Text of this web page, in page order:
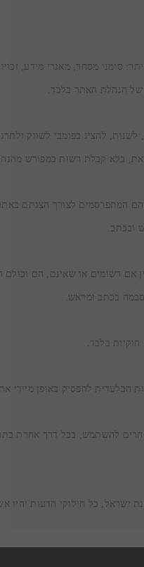
הנהלת האתר בלבד.
בזאת, בלא קבלת רשות במפורש
ובכתב.
בכתב ומראש.
בלבד.
הבלעדית להפסיק באופן מיידי
להשתמש, בכל דרך אחרת
ישראל, כל חילוקי הדעות